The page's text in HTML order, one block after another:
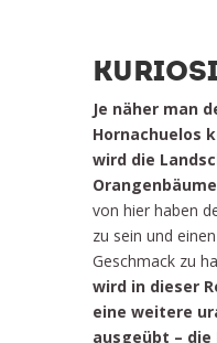
Je näher man
Hornachuelos
wird die
von hier haben
zu sein und
Geschmack zu
wird in dieser
eine weitere
ausgeübt – die